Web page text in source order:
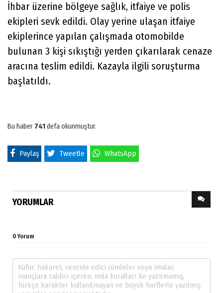
İhbar üzerine bölgeye sağlık, itfaiye ve polis
ekipleri sevk edildi. Olay yerine ulaşan itfaiye
ekiplerince yapılan çalışmada otomobilde
bulunan 3 kişi sıkıştığı yerden çıkarılarak cenaze
aracına teslim edildi. Kazayla ilgili soruşturma
başlatıldı.
Bu haber 741defa okunmuştur.
Paylaş Tweetle WhatsApp
YORUMLAR
0 Yorum